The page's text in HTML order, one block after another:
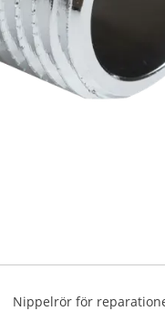
Nippelrör för